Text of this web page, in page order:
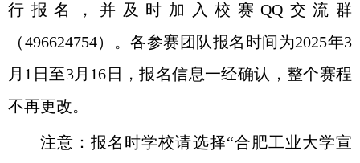
行报名，并及时加入校赛QQ 交流群
（496624754）。各参赛团队报名时间为2025年3
月 1 日至3月 16 日，报名信息一经确认，整个赛程
不再更改。
注意：报名时学校请选择“合肥工业大学宣